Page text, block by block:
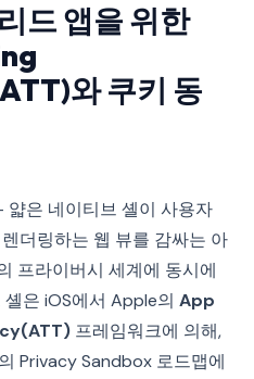
드 앱을 위한
와 쿠키 동
은 네이티브 셸이 사용자
더링하는 웹 뷰를 감싸는 아
프라이버시 세계에 동시에
은 iOS에서 Apple의 App
프레임워크에 의해,
Privacy Sandbox 로드맵에